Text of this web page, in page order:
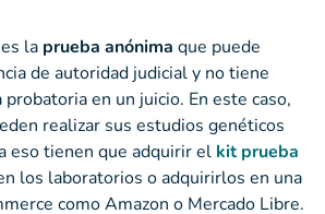
la prueba anónima que puede
de autoridad judicial y no tiene
en un juicio. En este caso,
realizar sus estudios genéticos
eso tienen que adquirir el kit prueba
los laboratorios o adquirirlos en una
como Amazon o Mercado Libre.